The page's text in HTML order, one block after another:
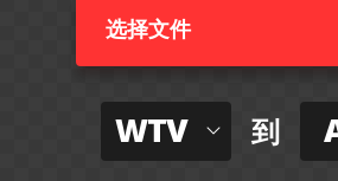
选择文件
WTV 到